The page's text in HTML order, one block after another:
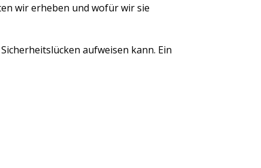
wir erheben und wofür wir sie
aufweisen kann. Ein